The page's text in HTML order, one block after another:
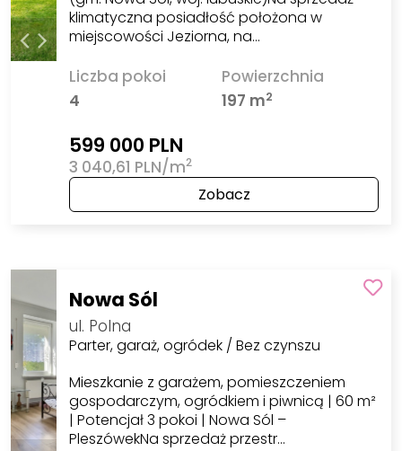
klimatyczna posiadłość położona w
miejscowości Jeziorna, na…
Liczba pokoi
4
Powierzchnia
197 m2
599 000 PLN
3 040,61 PLN/m2
Zobacz
Nowa Sól
ul. Polna
Parter, garaż, ogródek / Bez czynszu
Mieszkanie z garażem, pomieszczeniem
gospodarczym, ogródkiem i piwnicą | 60 m²
| Potencjał 3 pokoi | Nowa Sól –
PleszówekNa sprzedaż przestr…